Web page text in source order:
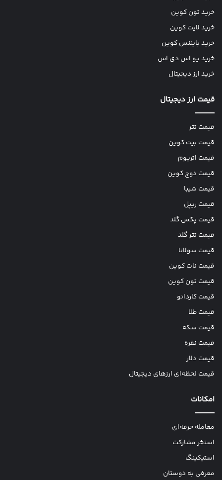
خرید تون کوین
خرید لایت کوین
خرید بایننس کوین
خرید یو اس دی اس
خرید ارز دیجیتال
قیمت ارز دیجیتال
قیمت تتر
قیمت بیت کوین
قیمت اتریوم
قیمت دوج کوین
قیمت شیبا
قیمت ریپل
قیمت پکس گلد
قیمت تتر گلد
قیمت سولانا
قیمت نات کوین
قیمت تون کوین
قیمت کاردانو
قیمت طلا
قیمت سکه
قیمت نقره
قیمت دلار
قیمت لحظه‌ای ارزهای دیجیتال
امکانات
معامله حرفه‌ای
استخر مشارکت
استیکینگ
معرفی به دوستان